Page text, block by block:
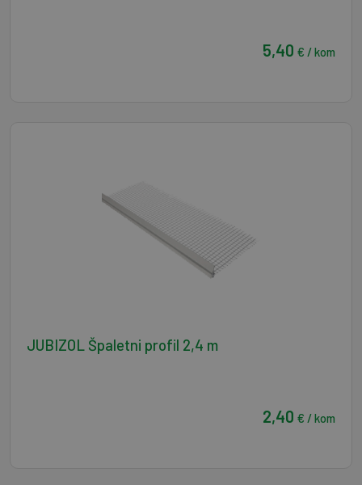
5,40 € / kom
JUBIZOL Špaletni profil 2,4 m
2,40 € / kom